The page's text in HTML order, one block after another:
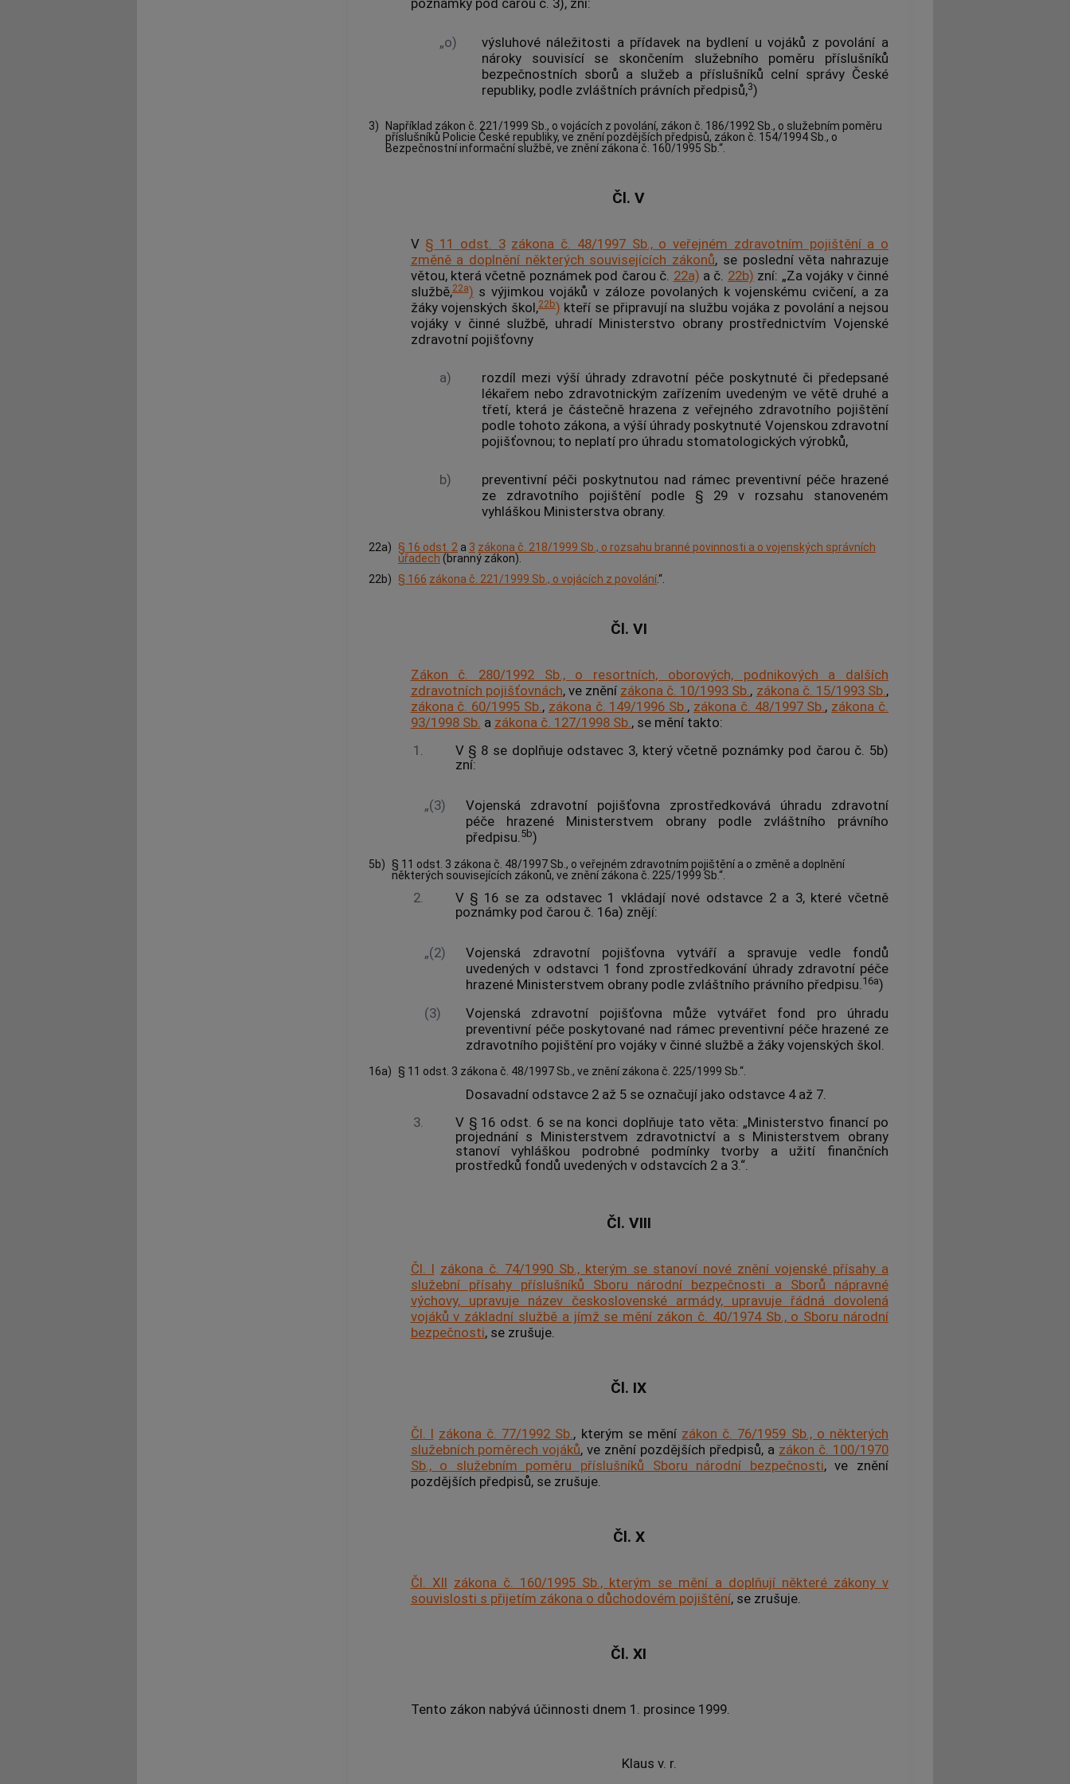
poznámky pod čarou č. 3), zní:
„o)
výsluhové náležitosti a přídavek na bydlení u vojáků z povolání a
nároky souvisící se skončením služebního poměru příslušníků
bezpečnostních sborů a služeb a příslušníků celní správy České
republiky, podle zvláštních právních předpisů,3)
3)
Například zákon č. 221/1999 Sb., o vojácích z povolání, zákon č. 186/1992 Sb., o služebním poměru
příslušníků Policie České republiky, ve znění pozdějších předpisů, zákon č. 154/1994 Sb., o
Bezpečnostní informační službě, ve znění zákona č. 160/1995 Sb.“.
Čl. V
V § 11 odst. 3 zákona č. 48/1997 Sb., o veřejném zdravotním pojištění a o
změně a doplnění některých souvisejících zákonů, se poslední věta nahrazuje
větou, která včetně poznámek pod čarou č. 22a) a č. 22b) zní: „Za vojáky v činné
službě,22a) s výjimkou vojáků v záloze povolaných k vojenskému cvičení, a za
žáky vojenských škol,22b) kteří se připravují na službu vojáka z povolání a nejsou
vojáky v činné službě, uhradí Ministerstvo obrany prostřednictvím Vojenské
zdravotní pojišťovny
a)
rozdíl mezi výší úhrady zdravotní péče poskytnuté či předepsané
lékařem nebo zdravotnickým zařízením uvedeným ve větě druhé a
třetí, která je částečně hrazena z veřejného zdravotního pojištění
podle tohoto zákona, a výší úhrady poskytnuté Vojenskou zdravotní
pojišťovnou; to neplatí pro úhradu stomatologických výrobků,
b)
preventivní péči poskytnutou nad rámec preventivní péče hrazené
ze zdravotního pojištění podle § 29 v rozsahu stanoveném
vyhláškou Ministerstva obrany.
22a) § 16 odst. 2 a 3 zákona č. 218/1999 Sb., o rozsahu branné povinnosti a o vojenských správních
úřadech (branný zákon).
22b)
§ 166 zákona č. 221/1999 Sb., o vojácích z povolání.“.
Čl. VI
Zákon č. 280/1992 Sb., o resortních, oborových, podnikových a dalších
zdravotních pojišťovnách, ve znění zákona č. 10/1993 Sb., zákona č. 15/1993 Sb.,
zákona č. 60/1995 Sb., zákona č. 149/1996 Sb., zákona č. 48/1997 Sb., zákona č.
93/1998 Sb. a zákona č. 127/1998 Sb., se mění takto:
1.
V § 8 se doplňuje odstavec 3, který včetně poznámky pod čarou č. 5b)
zní:
„(3)
Vojenská zdravotní pojišťovna zprostředkovává úhradu zdravotní
péče hrazené Ministerstvem obrany podle zvláštního právního
předpisu.5b)
5b)
§ 11 odst. 3 zákona č. 48/1997 Sb., o veřejném zdravotním pojištění a o změně a doplnění
některých souvisejících zákonů, ve znění zákona č. 225/1999 Sb.“.
2.
V § 16 se za odstavec 1 vkládají nové odstavce 2 a 3, které včetně
poznámky pod čarou č. 16a) znějí:
„(2)
Vojenská zdravotní pojišťovna vytváří a spravuje vedle fondů
uvedených v odstavci 1 fond zprostředkování úhrady zdravotní péče
hrazené Ministerstvem obrany podle zvláštního právního předpisu. 16a)
(3)
Vojenská zdravotní pojišťovna může vytvářet fond pro úhradu
preventivní péče poskytované nad rámec preventivní péče hrazené ze
zdravotního pojištění pro vojáky v činné službě a žáky vojenských škol.
16a) § 11 odst. 3 zákona č. 48/1997 Sb., ve znění zákona č. 225/1999 Sb.“.
Dosavadní odstavce 2 až 5 se označují jako odstavce 4 až 7.
3.
V § 16 odst. 6 se na konci doplňuje tato věta: „Ministerstvo financí po
projednání s Ministerstvem zdravotnictví a s Ministerstvem obrany
stanoví vyhláškou podrobné podmínky tvorby a užití finančních
prostředků fondů uvedených v odstavcích 2 a 3.“.
Čl. VIII
Čl. I zákona č. 74/1990 Sb., kterým se stanoví nové znění vojenské přísahy a
služební přísahy příslušníků Sboru národní bezpečnosti a Sborů nápravné
výchovy, upravuje název československé armády, upravuje řádná dovolená
vojáků v základní službě a jímž se mění zákon č. 40/1974 Sb., o Sboru národní
bezpečnosti, se zrušuje.
Čl. IX
Čl. I zákona č. 77/1992 Sb., kterým se mění zákon č. 76/1959 Sb., o některých
služebních poměrech vojáků, ve znění pozdějších předpisů, a zákon č. 100/1970
Sb., o služebním poměru příslušníků Sboru národní bezpečnosti, ve znění
pozdějších předpisů, se zrušuje.
Čl. X
Čl. XII zákona č. 160/1995 Sb., kterým se mění a doplňují některé zákony v
souvislosti s přijetím zákona o důchodovém pojištění, se zrušuje.
Čl. XI
Tento zákon nabývá účinnosti dnem 1. prosince 1999.
Klaus v. r.